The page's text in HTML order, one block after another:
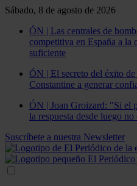
Sábado, 8 de agosto de 2026
ÓN | Las centrales de
competitiva en España a la
suficiente
ÓN | El secreto del éxito
Constantine a generar
ÓN | Joan Groizard: "Si el
la respuesta desde luego
Suscríbete a nuestra Newsletter